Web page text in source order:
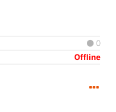
0
Offline